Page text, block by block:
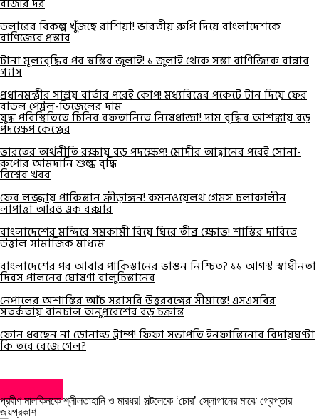
ডলারের বিকল্প খুঁজছে রাশিয়া! ভারতীয় রুপি দিয়ে বাংলাদেশকে
বাণিজ্যের প্রস্তাব
টানা মূল্যবৃদ্ধির পর স্বস্তির জুলাই! ১ জুলাই থেকে সস্তা বাণিজ্যিক রান্নার
গ্যাস
প্রধানমন্ত্রীর সাশ্রয় বার্তার পরেই কোপ! মধ্যবিত্তের পকেটে টান দিয়ে ফের
বাড়ল পেট্রল-ডিজেলের দাম
যুদ্ধ পরিস্থিতিতে চিনির রফতানিতে নিষেধাজ্ঞা! দাম বৃদ্ধির আশঙ্কায় বড়
পদক্ষেপ কেন্দ্রের
ভারতের অর্থনীতি রক্ষায় বড় পদক্ষেপ! মোদীর আহ্বানের পরেই সোনা-
রুপোর আমদানি শুল্ক বৃদ্ধি
বিশ্বের খবর
ফের লজ্জায় পাকিস্তান ক্রীড়াঙ্গন! কমনওয়েলথ গেমস চলাকালীন
লাপাত্তা আরও এক বক্সার
বাংলাদেশের মন্দিরে সমকামী বিয়ে ঘিরে তীব্র ক্ষোভ! শাস্তির দাবিতে
উত্তাল সামাজিক মাধ্যম
বাংলাদেশের পর আবার পাকিস্তানের ভাঙন নিশ্চিত? ১১ আগস্ট স্বাধীনতা
দিবস পালনের ঘোষণা বালুচিস্তানের
নেপালের অশান্তির আঁচ সরাসরি উত্তরবঙ্গের সীমান্তে! এসএসবির
সতর্কতায় বানচাল অনুপ্রবেশের বড় চক্রান্ত
ফোন ধরছেন না ডোনাল্ড ট্রাম্প! ফিফা সভাপতি ইনফান্তিনোর বিদায়ঘণ্টা
কি তবে বেজে গেল?
ভাইরাল খবর
প্রবীণ মালকিনকে শ্লীলতাহানি ও মারধর! সল্টলেকে ‘চোর’ স্লোগানের মাঝে গ্রেপ্তার
জয়প্রকাশ